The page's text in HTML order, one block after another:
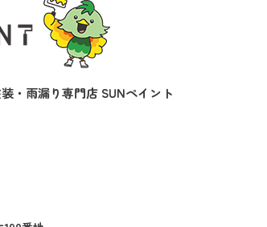
・雨漏り専門店 SUNペイント